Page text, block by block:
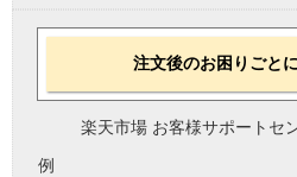
注文後のお困りごと
楽天市場 お客様サポートセ
例